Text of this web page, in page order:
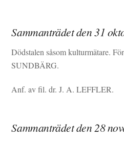
Sammanträdet den 31
Dödstalen såsom kulturmätare.
SUNDBÄRG.
Anf. av fil. dr. J. A. LEFFLER.
Sammanträdet den 28